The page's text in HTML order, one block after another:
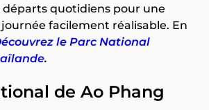
départs quotidiens pour une
facilement réalisable. En
le Parc National
.
de Ao Phang